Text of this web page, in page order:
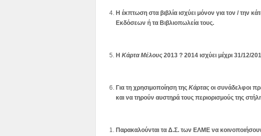
Η έκπτωση στα βιβλία ισχύει μόνον για τον / την
Εκδόσεων ή τα Βιβλιοπωλεία τους.
Η Κάρτα Μέλους 2013 ? 2014 ισχύει μέχρι 31/12/
Για τη χρησιμοποίηση της Κάρτας οι συνάδελφοι
και να τηρούν αυστηρά τους περιορισμούς της
Παρακαλούνται τα Δ.Σ. των ΕΛΜΕ να